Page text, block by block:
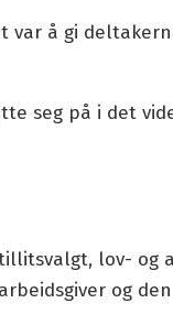
var å gi
seg på i det
lov- og
og